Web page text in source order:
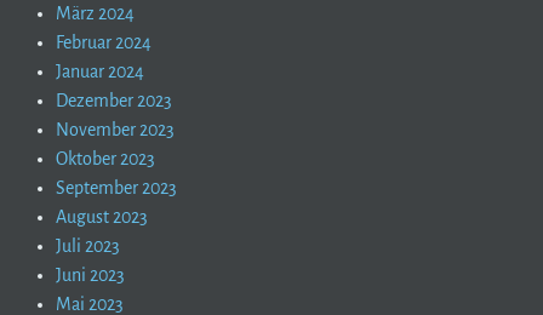
März 2024
Februar 2024
Januar 2024
Dezember 2023
November 2023
Oktober 2023
September 2023
August 2023
Juli 2023
Juni 2023
Mai 2023